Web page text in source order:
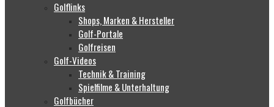
Golflinks
Shops, Marken & Hersteller
Golf-Portale
Golfreisen
Golf-Videos
Technik & Training
Spielfilme & Unterhaltung
Golfbücher